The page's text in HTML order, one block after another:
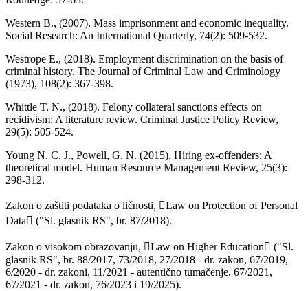
Western B., (2007). Mass imprisonment and economic inequality.
Social Research: An International Quarterly, 74(2): 509-532.
Westrope E., (2018). Employment discrimination on the basis of
criminal history. The Journal of Criminal Law and Criminology
(1973), 108(2): 367-398.
Whittle T. N., (2018). Felony collateral sanctions effects on
recidivism: A literature review. Criminal Justice Policy Review,
29(5): 505-524.
Young N. C. J., Powell, G. N. (2015). Hiring ex-offenders: A
theoretical model. Human Resource Management Review, 25(3):
298-312.
Zakon o zaštiti podataka o ličnosti, Law on Protection of Personal
Data ("Sl. glasnik RS", br. 87/2018).
Zakon o visokom obrazovanju, Law on Higher Education ("Sl.
glasnik RS", br. 88/2017, 73/2018, 27/2018 - dr. zakon, 67/2019,
6/2020 - dr. zakoni, 11/2021 - autentično tumačenje, 67/2021,
67/2021 - dr. zakon, 76/2023 i 19/2025).